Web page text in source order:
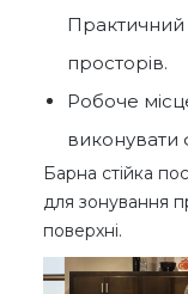
Практичний
просторів.
Робоче
виконувати
Барна стійка
для зонування
поверхні.